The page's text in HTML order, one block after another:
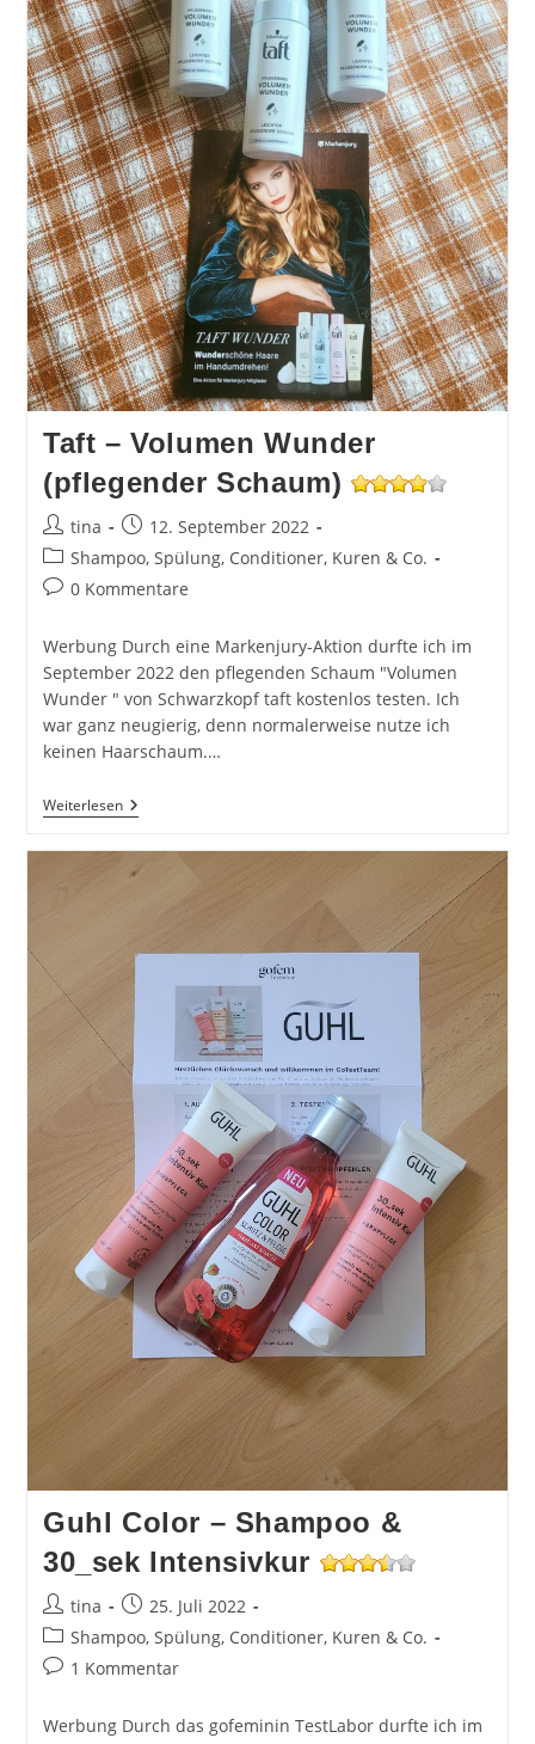
Taft – Volumen Wunder
(pflegender Schaum)
Beitrags-
Autor:
tina
Beitrag
veröffentlicht:
12. September 2022
Beitrags-
Kategorie:
Shampoo, Spülung, Conditioner, Kuren & Co.
Beitrags-
0 Kommentare
Werbung Durch eine Markenjury-Aktion durfte ich im
September 2022 den pflegenden Schaum "Volumen
Wunder " von Schwarzkopf taft kostenlos testen. Ich
war ganz neugierig, denn normalerweise nutze ich
keinen Haarschaum.…
WeiterlesenTaft
–
(pflegender
Schaum)
Guhl Color – Shampoo &
30_sek Intensivkur
Beitrags-
Autor:
tina
Beitrag
veröffentlicht:
25. Juli 2022
Beitrags-
Kategorie:
Shampoo, Spülung, Conditioner, Kuren & Co.
Beitrags-
1 Kommentar
Werbung Durch das gofeminin TestLabor durfte ich im